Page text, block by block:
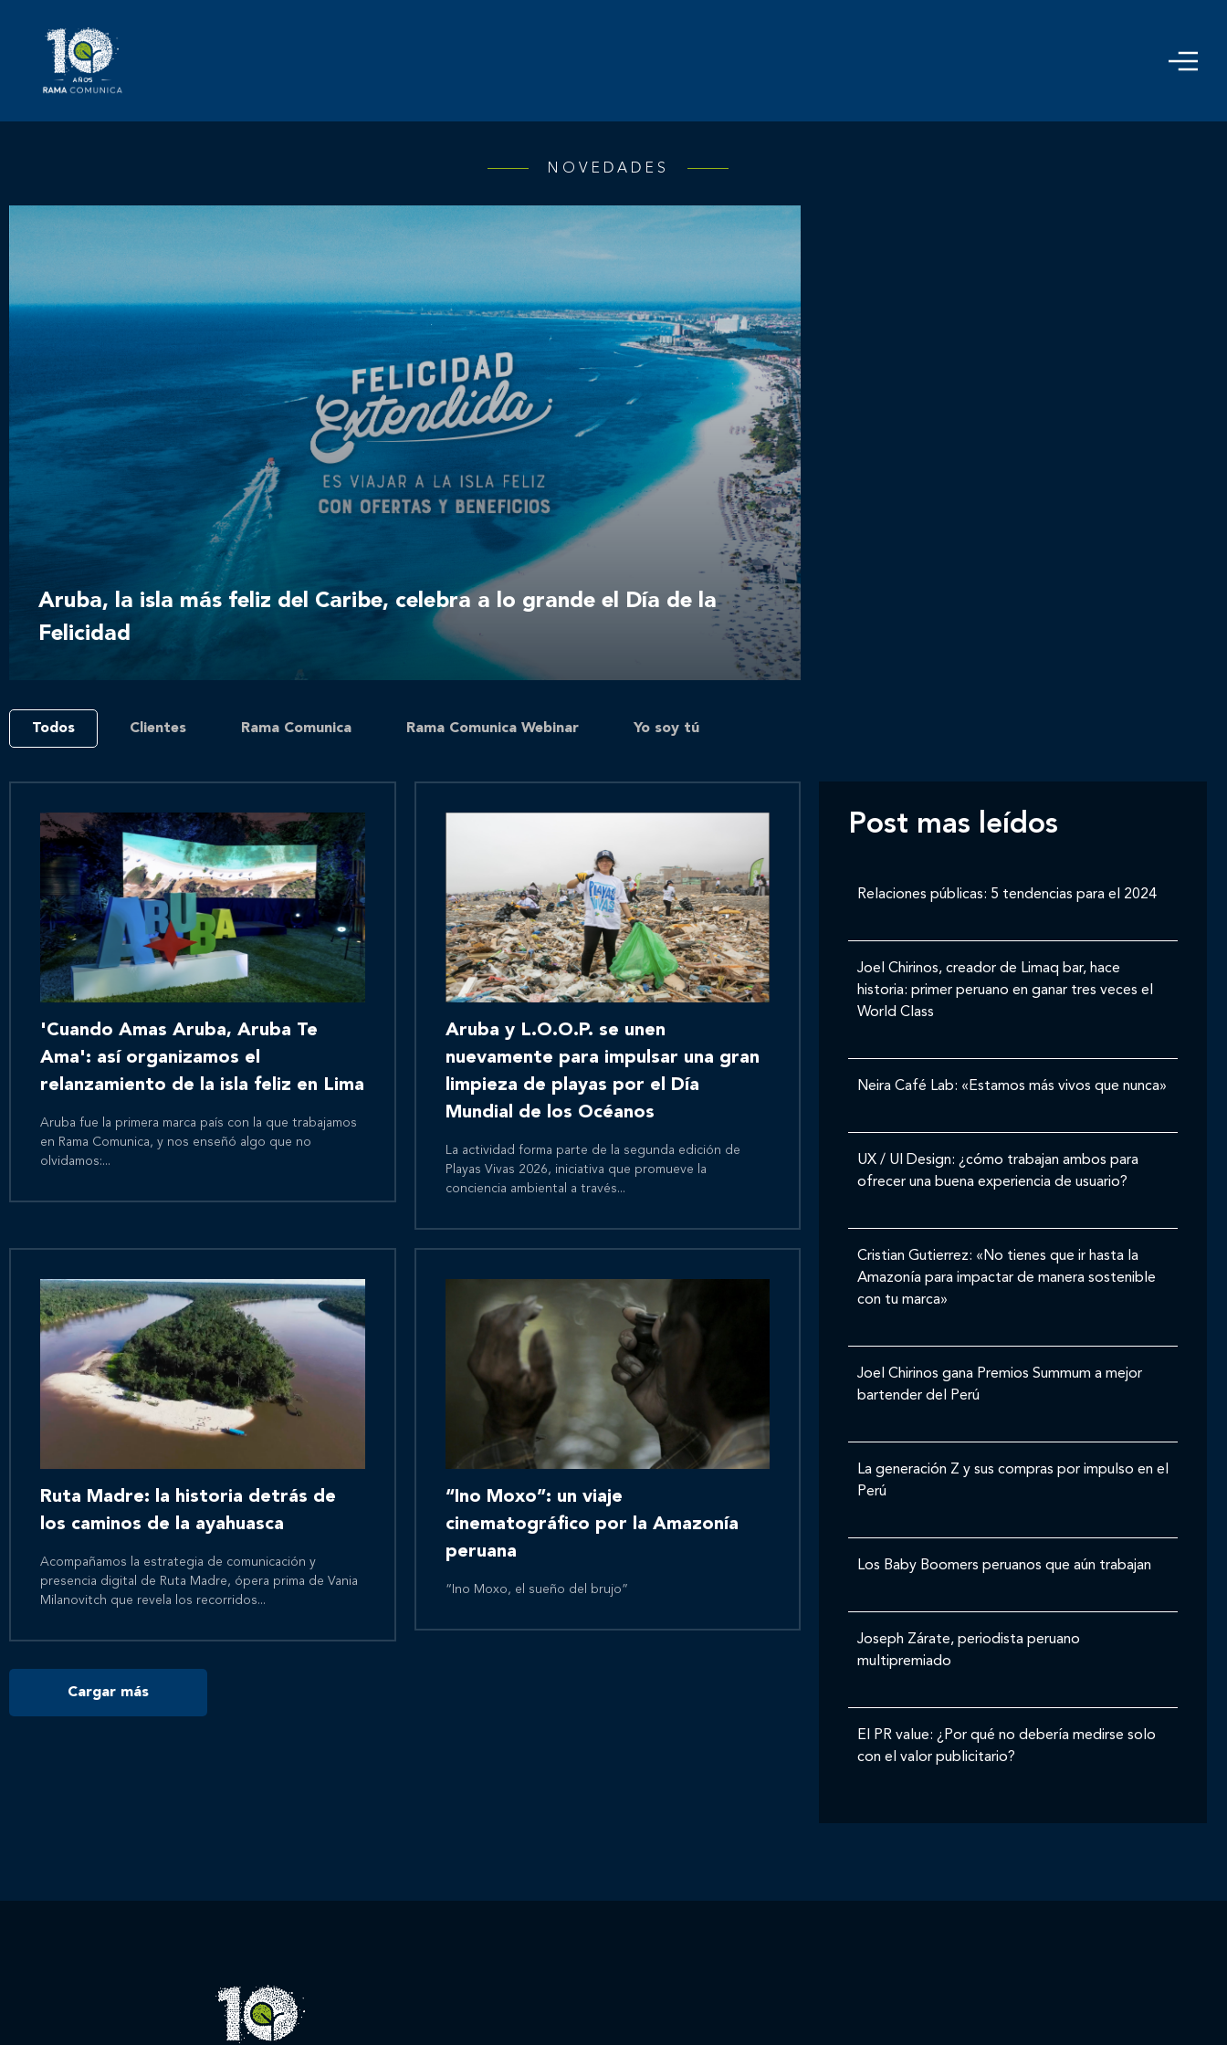
Inicio
Nosotros
Nuestros servicios
Nuestros clientes
Novedades
Contáctanos
NOVEDADES
Aruba, la isla más feliz del Caribe, celebra a lo grande el Día de la
Felicidad
Todos Clientes Rama Comunica Rama Comunica Webinar Yo soy tú
'Cuando Amas Aruba, Aruba Te
Ama': así organizamos el
relanzamiento de la isla feliz en Lima
Aruba fue la primera marca país con la que trabajamos
en Rama Comunica, y nos enseñó algo que no
olvidamos:...
Aruba y L.O.O.P. se unen
nuevamente para impulsar una gran
limpieza de playas por el Día
Mundial de los Océanos
La actividad forma parte de la segunda edición de
Playas Vivas 2026, iniciativa que promueve la
conciencia ambiental a través...
Ruta Madre: la historia detrás de
los caminos de la ayahuasca
Acompañamos la estrategia de comunicación y
presencia digital de Ruta Madre, ópera prima de Vania
Milanovitch que revela los recorridos...
“Ino Moxo”: un viaje
cinematográfico por la Amazonía
peruana
“Ino Moxo, el sueño del brujo”
Cargar más
Post mas leídos
Relaciones públicas: 5 tendencias para el 2024
Joel Chirinos, creador de Limaq bar, hace
historia: primer peruano en ganar tres veces el
World Class
Neira Café Lab: «Estamos más vivos que nunca»
UX / UI Design: ¿cómo trabajan ambos para
ofrecer una buena experiencia de usuario?
Cristian Gutierrez: «No tienes que ir hasta la
Amazonía para impactar de manera sostenible
con tu marca»
Joel Chirinos gana Premios Summum a mejor
bartender del Perú
La generación Z y sus compras por impulso en el
Perú
Los Baby Boomers peruanos que aún trabajan
Joseph Zárate, periodista peruano
multipremiado
El PR value: ¿Por qué no debería medirse solo
con el valor publicitario?